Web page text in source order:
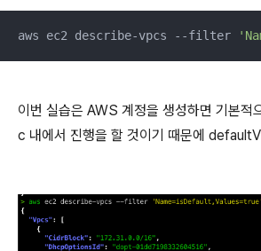
aws ec2 describe-vpcs --filter
이번 실습은 AWS 계정을 생성하면 기본적
c 내에서 진행을 할 것이기 때문에